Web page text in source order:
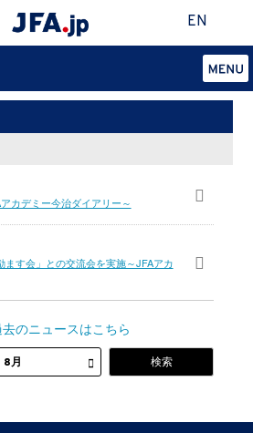
EN
カデミー今治ダイアリー～
ます会」との交流会を実施～JFAアカ
のニュースはこちら